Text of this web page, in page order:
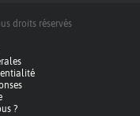
droits réservés
?